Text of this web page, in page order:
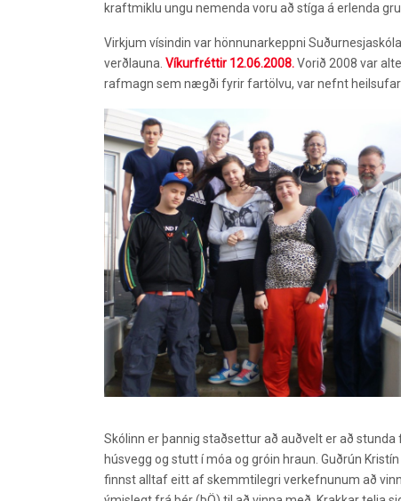
kraftmiklu ungu nemenda voru að stíga á erlenda
Virkjum vísindin var hönnunarkeppni
verðlauna. Víkurfréttir 12.06.2008.Vorið 2008 var
rafmagn sem nægði fyrir fartölvu, var nefnt
Skólinn er þannig staðsettur að auðvelt er að
húsvegg og stutt í móa og gróin hraun. Guðrún
finnst alltaf eitt af skemmtilegri verkefnunum að